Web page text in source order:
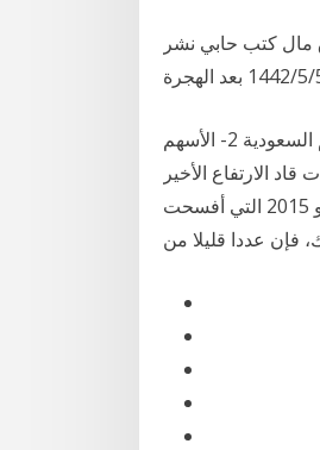
مال كتب حابي نشر
توطين 50 % من الإنفاق السعودي.. في قطاع الإلكترونيات الدفاعية المتقدمة. الأسهم السعودية 2- الأسهم
أعلى من 50. الأسهم والمؤشرات قاد الارتفاع الأخير
مؤشر الأسهم إلى أعلى مستوى له منذ عام 2008، متجاوزا فقاعة سوق الأسهم في يونيو 2015 التي أفسحت